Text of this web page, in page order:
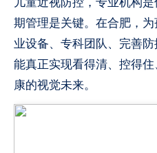
期管理是关键。在合肥，
业设备、专科团队、完善
能真正实现看得清、控得
康的视觉未来。